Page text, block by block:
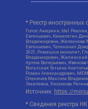
* Реестр
Голос Америки,
Евгеньевич, Камалягин
Владимировна, Железнова
Евгеньевич, Телеканал
2021, Ромашки монолит,
Владимирович, Жилинский
Артем Валерьевич,
Вольтская Татьяна
Роман Александрович,
Оленичев Максим
Эмилевна, Хисамова
Источник: https://
* Сведения реестра